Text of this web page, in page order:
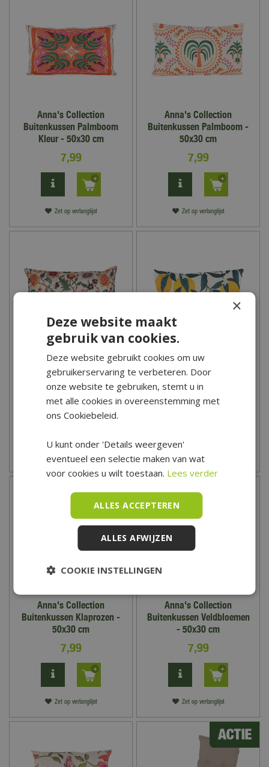
Anna's Collection
Buitenkussen Palmboom
Kleur - 50x30 cm
7,99
Zet op verlanglijst
Anna's Collection
Buitenkussen Palmboom -
50x30 cm
7,99
Zet op verlanglijst
Anna's Collection
Buitenkussen Vintage
Bloemen - 50x30 cm
7,99
Zet op verlanglijst
Anna's Collection
Buitenkussen Citroen -
50x30 cm
7,99
Zet op verlanglijst
Anna's Collection
Buitenkussen Klaprozen -
50x30 cm
7,99
Zet op verlanglijst
Anna's Collection
Buitenkussen Veldbloemen
- 50x30 cm
7,99
Zet op verlanglijst
×
Deze website maakt
gebruik van cookies.
Deze website gebruikt cookies om uw
gebruikerservaring te verbeteren. Door
onze website te gebruiken, stemt u in
met alle cookies in overeenstemming met
ons Cookiebeleid.
U kunt onder 'Details weergeven'
eventueel een selectie maken van wat
voor cookies u wilt toestaan. Lees verder
ALLES ACCEPTEREN
ALLES AFWIJZEN
COOKIE INSTELLINGEN